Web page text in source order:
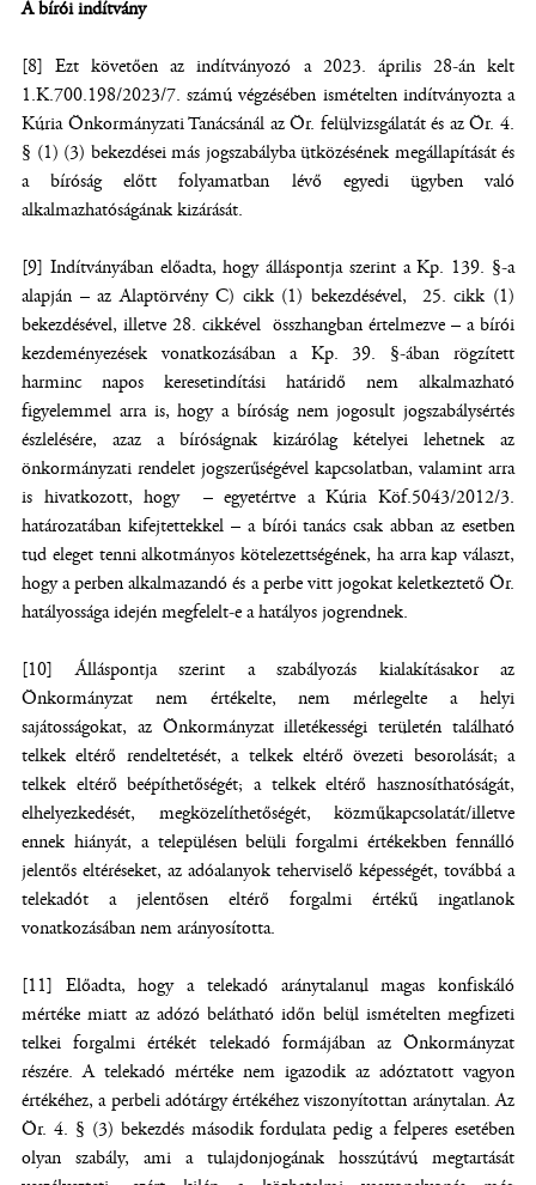
A bírói indítvány
[8] Ezt követően az indítványozó a 2023. április 28-án kelt
1.K.700.198/2023/7. számú végzésében ismételten indítványozta a
Kúria Önkormányzati Tanácsánál az Ör. felülvizsgálatát és az Ör. 4.
§ (1) (3) bekezdései más jogszabályba ütközésének megállapítását és
a bíróság előtt folyamatban lévő egyedi ügyben való
alkalmazhatóságának kizárását.
[9] Indítványában előadta, hogy álláspontja szerint a Kp. 139. §-a
alapján – az Alaptörvény C) cikk (1) bekezdésével, 25. cikk (1)
bekezdésével, illetve 28. cikkével összhangban értelmezve – a bírói
kezdeményezések vonatkozásában a Kp. 39. §-ában rögzített
harminc napos keresetindítási határidő nem alkalmazható
figyelemmel arra is, hogy a bíróság nem jogosult jogszabálysértés
észlelésére, azaz a bíróságnak kizárólag kételyei lehetnek az
önkormányzati rendelet jogszerűségével kapcsolatban, valamint arra
is hivatkozott, hogy – egyetértve a Kúria Köf.5043/2012/3.
határozatában kifejtettekkel – a bírói tanács csak abban az esetben
tud eleget tenni alkotmányos kötelezettségének, ha arra kap választ,
hogy a perben alkalmazandó és a perbe vitt jogokat keletkeztető Ör.
hatályossága idején megfelelt-e a hatályos jogrendnek.
[10] Álláspontja szerint a szabályozás kialakításakor az
Önkormányzat nem értékelte, nem mérlegelte a helyi
sajátosságokat, az Önkormányzat illetékességi területén található
telkek eltérő rendeltetését, a telkek eltérő övezeti besorolását; a
telkek eltérő beépíthetőségét; a telkek eltérő hasznosíthatóságát,
elhelyezkedését, megközelíthetőségét, közműkapcsolatát/illetve
ennek hiányát, a településen belüli forgalmi értékekben fennálló
jelentős eltéréseket, az adóalanyok teherviselő képességét, továbbá a
telekadót a jelentősen eltérő forgalmi értékű ingatlanok
vonatkozásában nem arányosította.
[11] Előadta, hogy a telekadó aránytalanul magas konfiskáló
mértéke miatt az adózó belátható időn belül ismételten megfizeti
telkei forgalmi értékét telekadó formájában az Önkormányzat
részére. A telekadó mértéke nem igazodik az adóztatott vagyon
értékéhez, a perbeli adótárgy értékéhez viszonyítottan aránytalan. Az
Ör. 4. § (3) bekezdés második fordulata pedig a felperes esetében
olyan szabály, ami a tulajdonjogának hosszútávú megtartását